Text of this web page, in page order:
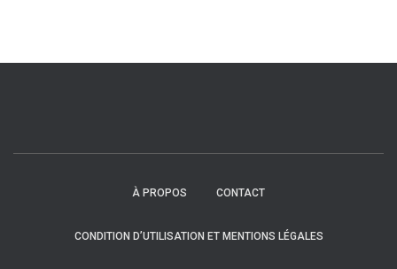
À PROPOS CONTACT
CONDITION D’UTILISATION ET MENTIONS LÉGALES